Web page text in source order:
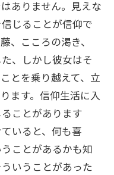
ありません。見えな
じることが信仰で
、こころの渇き、
、しかし彼女はそ
とを乗り越えて、立
ます。信仰生活に入
ことがあります
いると、何も喜
ことがあるかも知
いうことがあった